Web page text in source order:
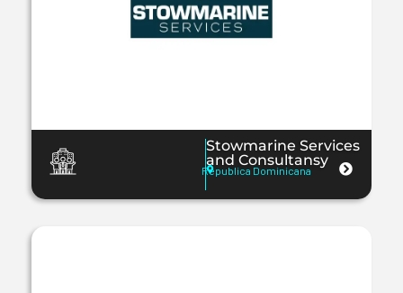
Stowmarine Services
and Consultansy
Republica Dominicana